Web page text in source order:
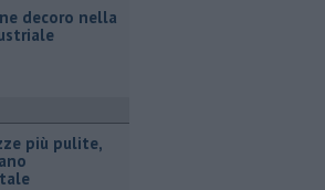
decoro nella
più pulite,